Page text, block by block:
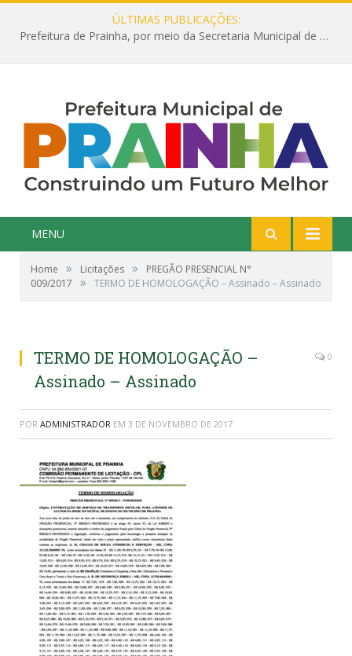
ÚLTIMAS PUBLICAÇÕES:
Prefeitura de Prainha, por meio da Secretaria Municipal de Educação, abre 354 vagas na área da Educação para 2025 com processo seletivo simplificado
MENU
Home » Licitações »
PREGÃO PRESENCIAL N°
009/2017
» TERMO DE HOMOLOGAÇÃO – Assinado – Assinado
TERMO DE HOMOLOGAÇÃO –
Assinado – Assinado
0
POR ADMINISTRADOR EM 3 DE NOVEMBRO DE 2017